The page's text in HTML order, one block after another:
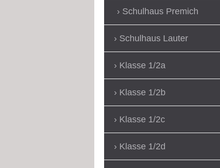
Schulhaus Premich
Schulhaus Lauter
Klasse 1/2a
Klasse 1/2b
Klasse 1/2c
Klasse 1/2d